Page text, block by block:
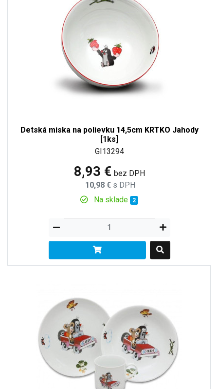
Detská miska na polievku 14,5cm KRTKO Jahody
[1ks]
GI13294
8,93 € bez DPH
10,98 € s DPH
Na sklade 2